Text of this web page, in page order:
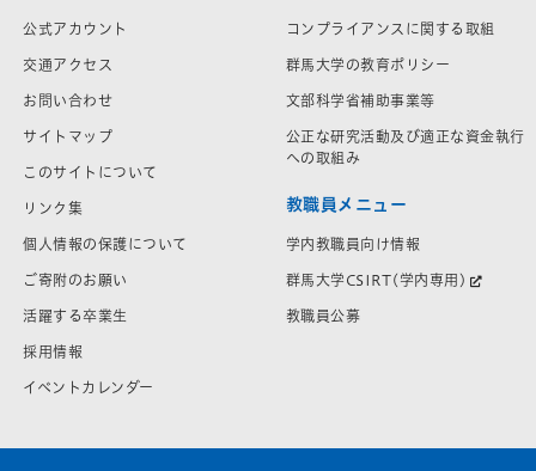
公式アカウント
交通アクセス
お問い合わせ
サイトマップ
このサイトについて
リンク集
個人情報の保護について
ご寄附のお願い
活躍する卒業生
採用情報
イベントカレンダー
コンプライアンスに関する取組
群馬大学の教育ポリシー
文部科学省補助事業等
公正な研究活動及び適正な資金執行
への取組み
教職員メニュー
学内教職員向け情報
群馬大学CSIRT(学内専用)
教職員公募